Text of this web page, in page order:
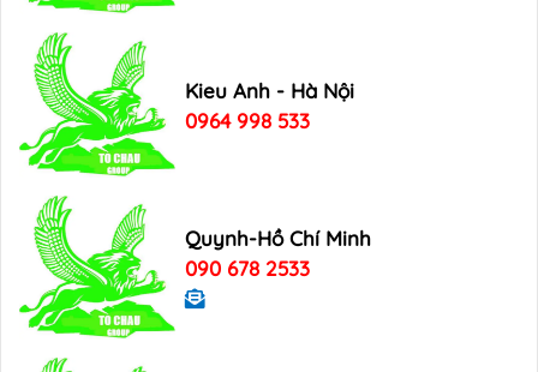
Kieu Anh - Hà Nội
0964 998 533
Quynh-Hồ Chí Minh
090 678 2533